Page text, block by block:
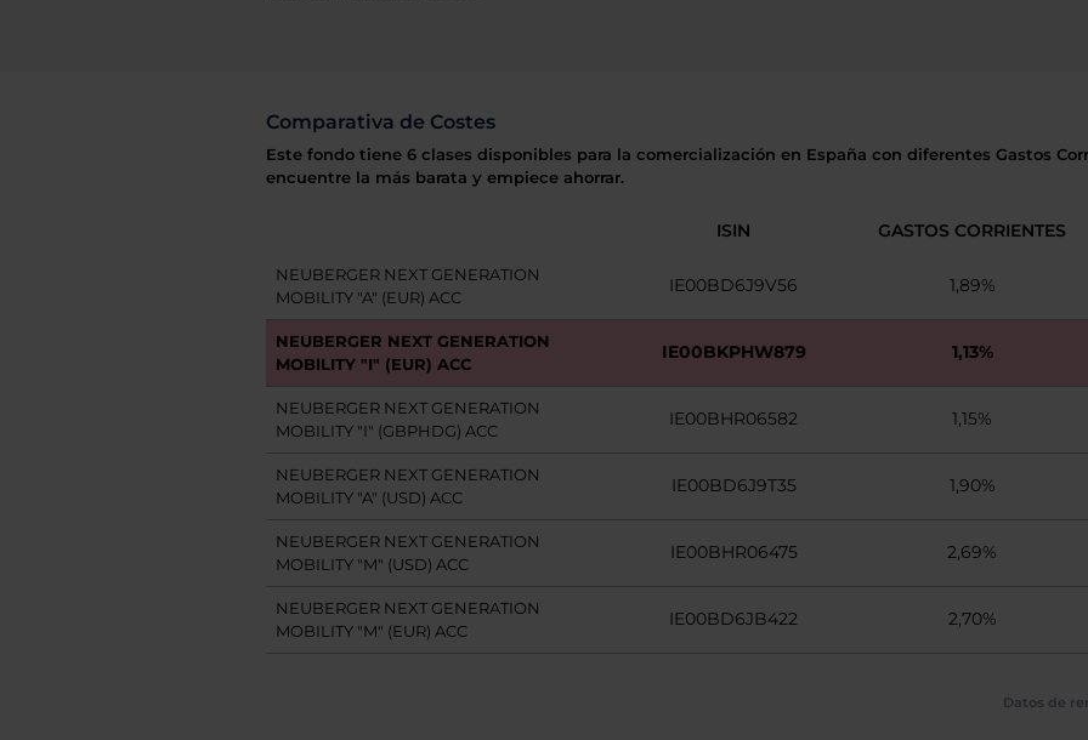
Comparativa de Costes
Este fondo tiene 6 clases disponibles para la comercialización en España con diferentes Gastos
encuentre la más barata y empiece ahorrar.
ISIN GASTOS CORRIENTES
NEUBERGER NEXT GENERATION
MOBILITY "A" (EUR) ACC
IE00BD6J9V56 1,89%
NEUBERGER NEXT GENERATION
MOBILITY "I" (EUR) ACC
IE00BKPHW879 1,13%
NEUBERGER NEXT GENERATION
MOBILITY "I" (GBPHDG) ACC
IE00BHR06582 1,15%
NEUBERGER NEXT GENERATION
MOBILITY "A" (USD) ACC
IE00BD6J9T35 1,90%
NEUBERGER NEXT GENERATION
MOBILITY "M" (USD) ACC
IE00BHR06475 2,69%
NEUBERGER NEXT GENERATION
MOBILITY "M" (EUR) ACC
IE00BD6JB422 2,70%
Datos de